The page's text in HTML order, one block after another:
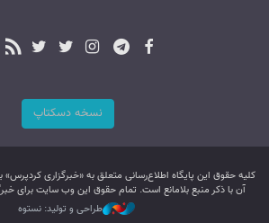
نسخه دسکتاپ
کليه حقوق اين پایگاه اطلاع‌رسانی متعلق به «خبرگزاری کردپرس»
آن با ذکر منبع بلامانع است. تمام حقوق این وب سایت برای
طراحی و تولید: نستوه